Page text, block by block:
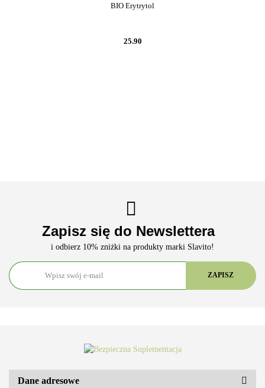
BIO Erytrytol
25.90
ARS VITAE NATURA Sp. z o.o.
Zapisz się do Newslettera
i odbierz 10% zniżki na produkty marki Slavito!
Dane adresowe